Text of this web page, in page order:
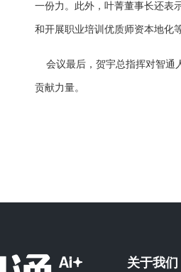
一份力。此外，叶菁董事长还表
和开展职业培训优质师资本地化
会议最后，贺宇总指挥对智通
贡献力量。
关于我们